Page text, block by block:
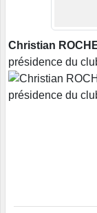
Christian
présidence du